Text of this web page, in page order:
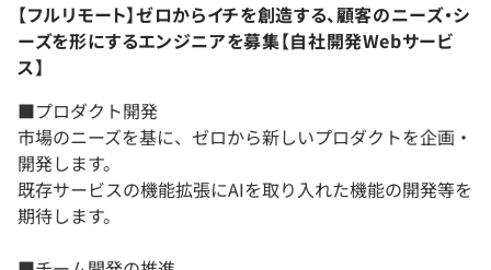
【フルリモート】ゼロからイチを創造する、顧客のニーズ・シ
ーズを形にするエンジニアを募集【自社開発Webサービ
ス】
■プロダクト開発
市場のニーズを基に、ゼロから新しいプロダクトを企画・
開発します。
既存サービスの機能拡張にAIを取り入れた機能の開発等を
期待します。